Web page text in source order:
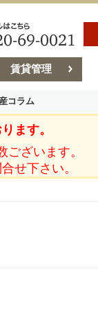
賃貸管理
コラム
ムます。
ざいます。
せ下さい。